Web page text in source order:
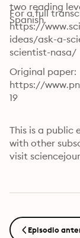
two reading
Spanish.
For a full
https://
ideas/ask-a-
scientist-nasa/
Original paper:
https://
19
This is a public
with other
visit
Episodio